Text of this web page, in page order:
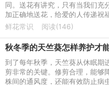
同。送花有讲究，只有当我们充
加正确地送花，给爱的人传递祝
鲜花常识
阅读(146)
秋冬季的天竺葵怎样养护才
到了每年秋季，天竺葵从休眠期
剪非常的关键。修剪合理，能够
株间的通风度，还能有效防止病